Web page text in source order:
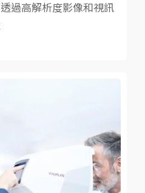
過高解析度影像和視訊